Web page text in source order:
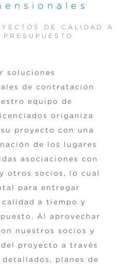
DE CALIDAD A
soluciones
de contratación
equipo de
origaniza
proyecto con una
de los lugares
asociaciones con
otros socios, lo cual
para entregar
a tiempo y
Al aprovechar
nuestros socios y
proyecto a través
planes de